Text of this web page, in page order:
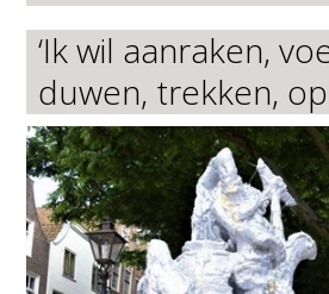
‘Ik wil aanraken,
duwen, trekken,